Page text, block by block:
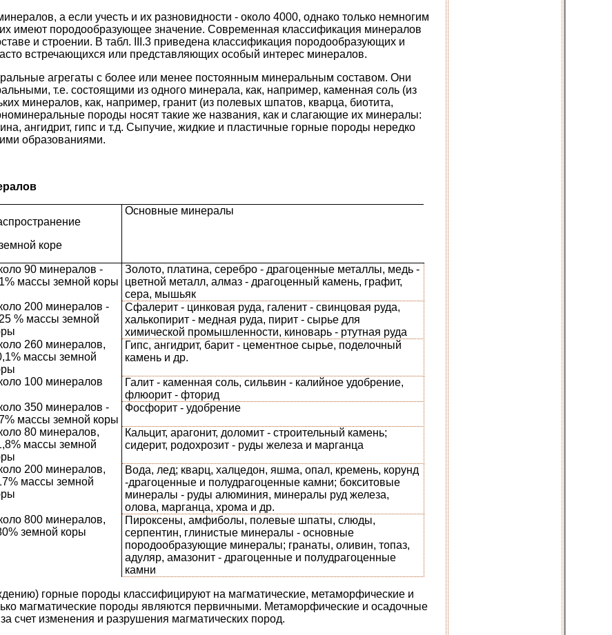
а если учесть и их разновидности - около 4000, однако только немногим
имеют породообразующее значение. Современная классификация минералов
и строении. В табл. III.3 приведена классификация породообразующих и
встречающихся или представляющих особый интерес минералов.
агрегаты с более или менее постоянным минеральным составом. Они
т.е. состоящими из одного минерала, как, например, каменная соль (из
минералов, как, например, гранит (из полевых шпатов, кварца, биотита,
породы носят такие же названия, как и слагающие их минералы:
ангидрит, гипс и т.д. Сыпучие, жидкие и пластичные горные породы нередко
образованиями.
коре
Основные минералы
90 минералов -
массы земной коры
Золото, платина, серебро - драгоценные металлы, медь -
цветной металл, алмаз - драгоценный камень, графит,
сера, мышьяк
200 минералов -
% массы земной
Сфалерит - цинковая руда, галенит - свинцовая руда,
халькопирит - медная руда, пирит - сырье для
химической промышленности, киноварь - ртутная руда
260 минералов,
массы земной
Гипс, ангидрит, барит - цементное сырье, поделочный
камень и др.
100 минералов
Галит - каменная соль, сильвин - калийное удобрение,
флюорит - фторид
350 минералов -
массы земной коры
Фосфорит - удобрение
80 минералов,
массы земной
Кальцит, арагонит, доломит - строительный камень;
сидерит, родохрозит - руды железа и марганца
200 минералов,
массы земной
Вода, лед; кварц, халцедон, яшма, опал, кремень, корунд
-драгоценные и полудрагоценные камни; бокситовые
минералы - руды алюминия, минералы руд железа,
олова, марганца, хрома и др.
800 минералов,
земной коры
Пироксены, амфиболы, полевые шпаты, слюды,
серпентин, глинистые минералы - основные
породообразующие минералы; гранаты, оливин, топаз,
адуляр, амазонит - драгоценные и полудрагоценные
камни
горные породы классифицируют на магматические, метаморфические и
магматические породы являются первичными. Метаморфические и осадочные
счет изменения и разрушения магматических пород.